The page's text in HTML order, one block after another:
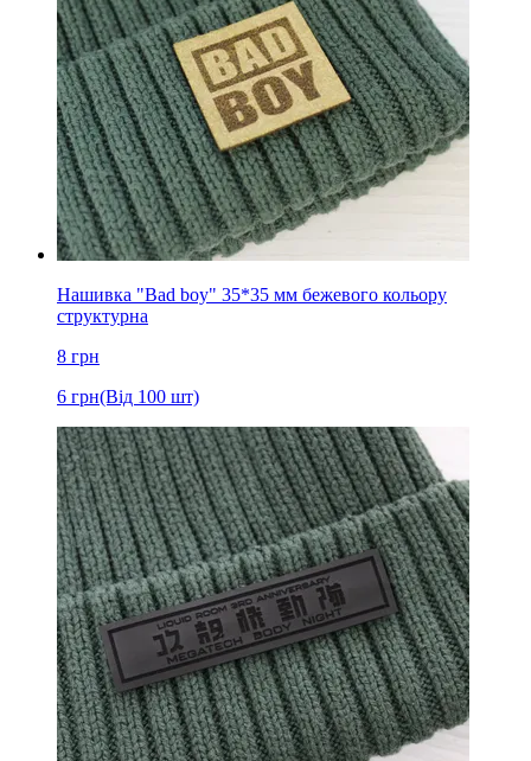
Нашивка "Bad boy" 35*35 мм бежевого кольору
структурна
8 грн
6 грн(Від 100 шт)